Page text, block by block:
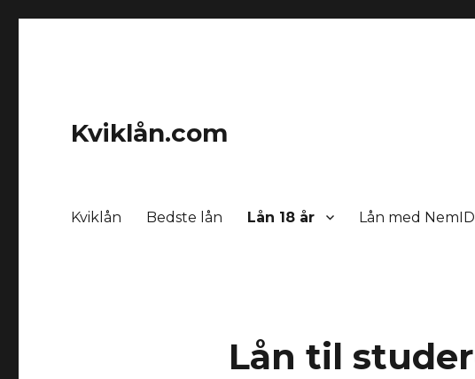
Kviklån.com
Kviklån Bedste lån Lån 18 år Lån med NemID
Lån til